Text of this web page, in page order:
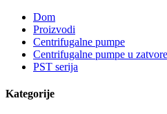
Dom
Proizvodi
Centrifugalne pumpe
Centrifugalne pumpe u
PST serija
Kategorije